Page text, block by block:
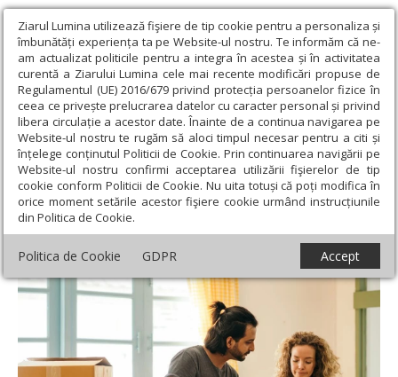
Ziarul Lumina utilizează fişiere de tip cookie pentru a personaliza și
îmbunătăți experiența ta pe Website-ul nostru. Te informăm că ne-
am actualizat politicile pentru a integra în acestea și în activitatea
curentă a Ziarului Lumina cele mai recente modificări propuse de
Regulamentul (UE) 2016/679 privind protecția persoanelor fizice în
ceea ce privește prelucrarea datelor cu caracter personal și privind
libera circulație a acestor date. Înainte de a continua navigarea pe
Website-ul nostru te rugăm să aloci timpul necesar pentru a citi și
înțelege conținutul Politicii de Cookie. Prin continuarea navigării pe
Website-ul nostru confirmi acceptarea utilizării fişierelor de tip
cookie conform Politicii de Cookie. Nu uita totuși că poți modifica în
orice moment setările acestor fişiere cookie urmând instrucțiunile
din Politica de Cookie.
Politica de Cookie GDPR Accept
Ziarul Lumina › Societate › Psihologie › „Acasă”, sentimentul de
apartenență pe care îl ai lângă un om
„Acasă”, sentimentul de apartenență pe
care îl ai lângă un om